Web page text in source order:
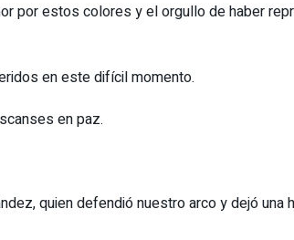
por estos colores y el orgullo de haber
en este difícil momento.
en paz.
quien defendió nuestro arco y dejó una